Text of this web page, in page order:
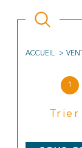
ACCUEIL
1
Trier